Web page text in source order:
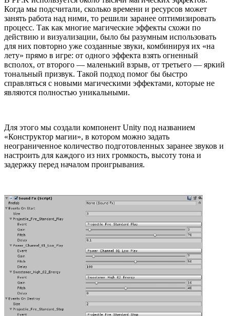
Когда мы подсчитали, сколько времени и ресурсов может
занять работа над ними, то решили заранее оптимизировать
процесс. Так как многие магические эффекты схожи по
действию и визуализации, было бы разумным использовать
для них повторно уже созданные звуки, комбинируя их «на
лету» прямо в игре: от одного эффекта взять огненный
всполох, от второго — маленький взрыв, от третьего — яркий
тональный призвук. Такой подход помог бы быстро
справляться с новыми магическими эффектами, которые не
являются полностью уникальными.
Для этого мы создали компонент Unity под названием
«Конструктор магии», в котором можно задать
неограниченное количество подготовленных заранее звуков и
настроить для каждого из них громкость, высоту тона и
задержку перед началом проигрывания.